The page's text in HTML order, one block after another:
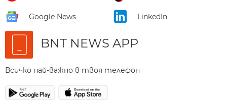
Google News LinkedIn
BNT NEWS APP
Всичко най-важно в твоя телефон